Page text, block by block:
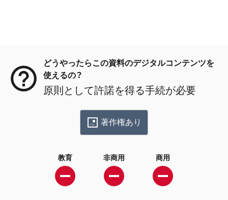
どうやったらこの資料のデジタルコンテンツを
使えるの？
原則として許諾を得る手続が必要
著作権あり
教育 非商用 商用